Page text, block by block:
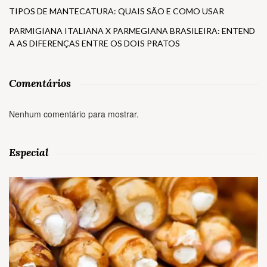
TIPOS DE MANTECATURA: QUAIS SÃO E COMO USAR
PARMIGIANA ITALIANA X PARMEGIANA BRASILEIRA: ENTEND
A AS DIFERENÇAS ENTRE OS DOIS PRATOS
Comentários
Nenhum comentário para mostrar.
Especial